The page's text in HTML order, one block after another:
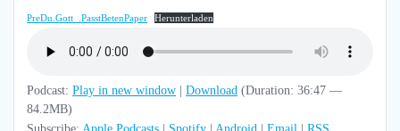
PreDu.Gott_.PasstBetenPaper Herunterladen
Podcast: Play in new window Download (Duration: 36:47 —
84.2MB)